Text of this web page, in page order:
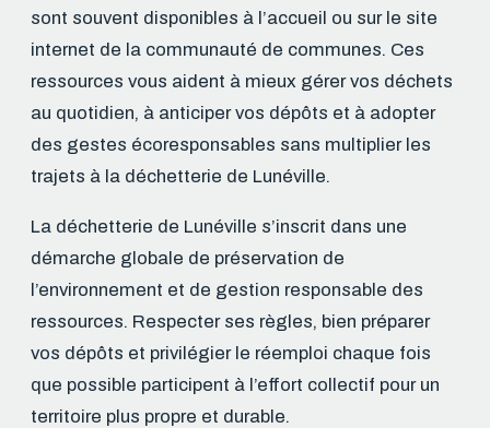
sont souvent disponibles à l’accueil ou sur le site
internet de la communauté de communes. Ces
ressources vous aident à mieux gérer vos déchets
au quotidien, à anticiper vos dépôts et à adopter
des gestes écoresponsables sans multiplier les
trajets à la déchetterie de Lunéville.
La déchetterie de Lunéville s’inscrit dans une
démarche globale de préservation de
l’environnement et de gestion responsable des
ressources. Respecter ses règles, bien préparer
vos dépôts et privilégier le réemploi chaque fois
que possible participent à l’effort collectif pour un
territoire plus propre et durable.